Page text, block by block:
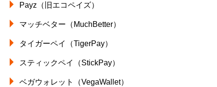
Payz（旧エコペイズ）
マッチベター（MuchBetter）
タイガーペイ（TigerPay）
スティックペイ（StickPay）
ベガウォレット（VegaWallet）